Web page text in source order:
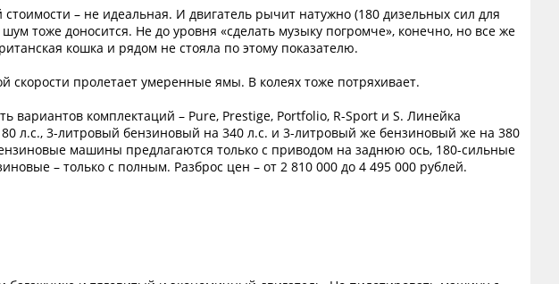
– не идеальная. И двигатель рычит натужно (180 дизельных сил для
тоже доносится. Не до уровня «сделать музыку погромче», конечно, но все же
кошка и рядом не стояла по этому показателю.
скорости пролетает умеренные ямы. В колеях тоже потряхивает.
вариантов комплектаций – Pure, Prestige, Portfolio, R-Sport и S. Линейка
л.с., 3-литровый бензиновый на 340 л.с. и 3-литровый же бензиновый же на 380
машины предлагаются только с приводом на заднюю ось, 180-сильные
– только с полным. Разброс цен – от 2 810 000 до 4 495 000 рублей.